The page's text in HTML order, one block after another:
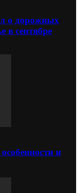
о дорожных
в сентябре
и